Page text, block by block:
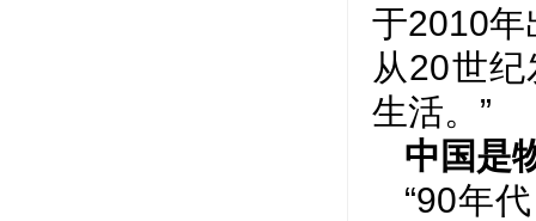
于2010年
从20世
生活。”
中国是
“90年